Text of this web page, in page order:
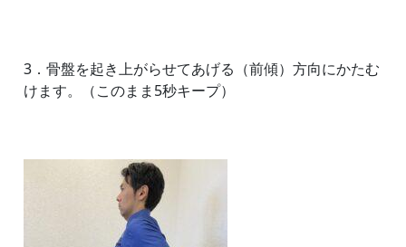
3．骨盤を起き上がらせてあげる（前傾）方向にかたむ
けます。（このまま5秒キープ）